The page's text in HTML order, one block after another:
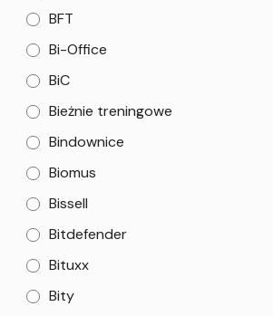
BFT
Bi-Office
BiC
Bieżnie treningowe
Bindownice
Biomus
Bissell
Bitdefender
Bituxx
Bity